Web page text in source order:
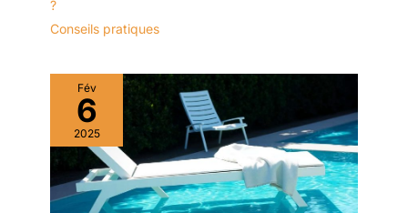
?
Conseils pratiques
Fév
6
2025